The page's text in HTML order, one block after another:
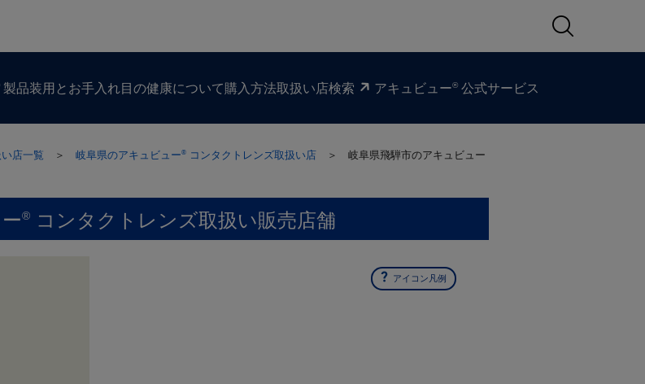
製品装用とお手入れ目の​健康に​ついて購入方​法取扱い​店検索 アキュビュー® 公式サービス
店一覧 ＞ 岐阜県のアキュビュー® コンタクトレンズ取扱い店 ＞ 岐阜県飛騨市のアキュビュー
® コンタクトレンズ取扱い販売店舗
アイコン凡例